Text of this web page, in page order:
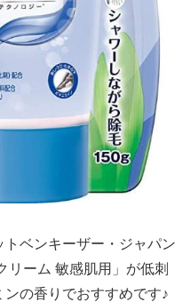
ベンキーザー・ジャパン
リーム 敏感肌用」が低刺
の香りでおすすめです♪